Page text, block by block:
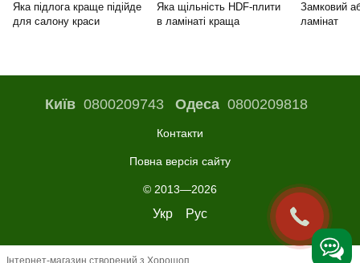
Яка підлога краще підійде
для салону краси
Яка щільність HDF-плити
в ламінаті краща
Замковий
ламінат
Київ0800209743 Одеса0800209818
Контакти
Повна версія сайту
© 2013—2026
Укр Рус
Інтернет-магазин створений з Хорошоп